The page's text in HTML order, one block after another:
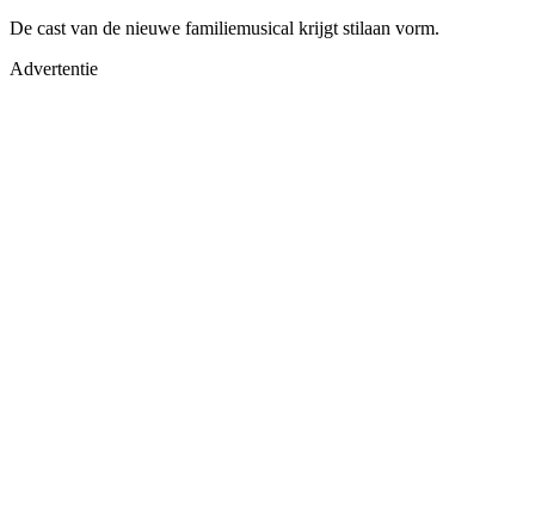
De cast van de nieuwe familiemusical krijgt stilaan vorm.
Advertentie